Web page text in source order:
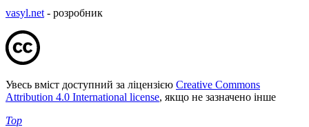
vasyl.net - розробник
Увесь вміст доступний за ліцензією Creative Commons
Attribution 4.0 International license, якщо не зазначено інше
Top